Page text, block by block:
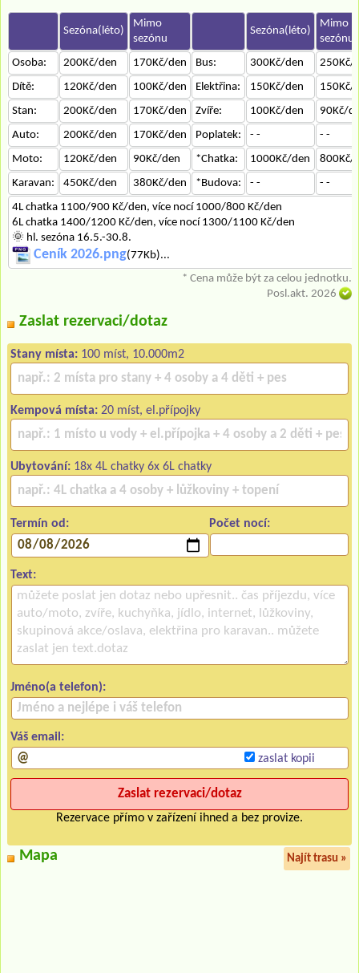
Sezóna(léto)
Mimo
sezónu
Sezóna(léto)
Mimo
sezónu
Osoba:
200Kč/den 170Kč/den Bus: 300Kč/den
250Kč/
Dítě:
120Kč/den 100Kč/den Elektřina: 150Kč/den
150Kč/
Stan:
200Kč/den 170Kč/den Zvíře: 100Kč/den
90Kč/
Auto:
200Kč/den 170Kč/den Poplatek: - -
- -
Moto:
120Kč/den 90Kč/den *Chatka: 1000Kč/den
800Kč/
Karavan:
450Kč/den 380Kč/den *Budova: - -
- -
4L chatka 1100/900 Kč/den, více nocí 1000/800 Kč/den
6L chatka 1400/1200 Kč/den, více nocí 1300/1100 Kč/den
🌞 hl. sezóna 16.5.-30.8.
Ceník 2026.png(77Kb)...
* Cena může být za celou jednotku.
Posl.akt. 2026
Zaslat rezervaci/dotaz
Stany místa: 100 míst, 10.000m2
Kempová místa: 20 míst, el.přípojky
Ubytování: 18x 4L chatky 6x 6L chatky
Termín od: Počet nocí:
Text:
Jméno(a telefon):
Váš email:
zaslat kopii
Rezervace přímo v zařízení ihned a bez provize.
Mapa Najít trasu »